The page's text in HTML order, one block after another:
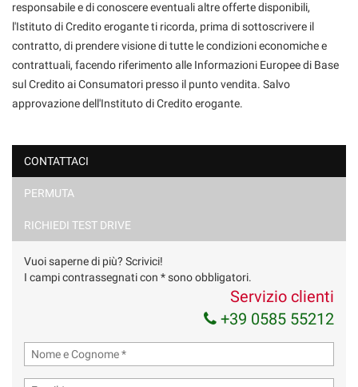
Ho letto e accetto
marketing
Invia la tua richiesta
responsabile e di conoscere eventuali altre offerte disponibili,
l'Istituto di Credito erogante ti ricorda, prima di sottoscrivere il
contratto, di prendere visione di tutte le condizioni economiche e
contrattuali, facendo riferimento alle Informazioni Europee di Base
sul Credito ai Consumatori presso il punto vendita. Salvo
approvazione dell'Instituto di Credito erogante.
CONTATTACI
PERMUTA
RICHIEDI TEST DRIVE
Vuoi saperne di più? Scrivici!
I campi contrassegnati con * sono obbligatori.
Servizio clienti
+39 0585 55212